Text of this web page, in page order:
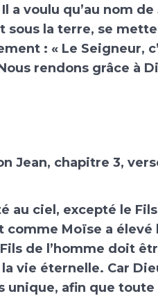
a voulu qu’au nom
sous la terre, se
: « Le Seigneur,
rendons grâce à
Jean, chapitre 3,
au ciel, excepté le
comme Moïse a
de l’homme doit
vie éternelle. Car
unique, afin que